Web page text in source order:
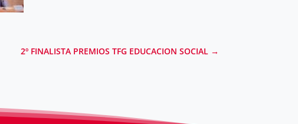
2º FINALISTA PREMIOS TFG EDUCACION SOCIAL→